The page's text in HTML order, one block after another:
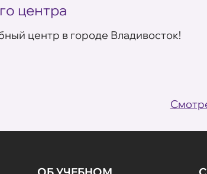
центра
центр в городе Владивосток!